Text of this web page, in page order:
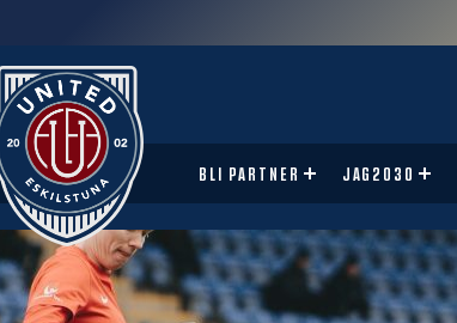
BLI PARTNER JAG2030